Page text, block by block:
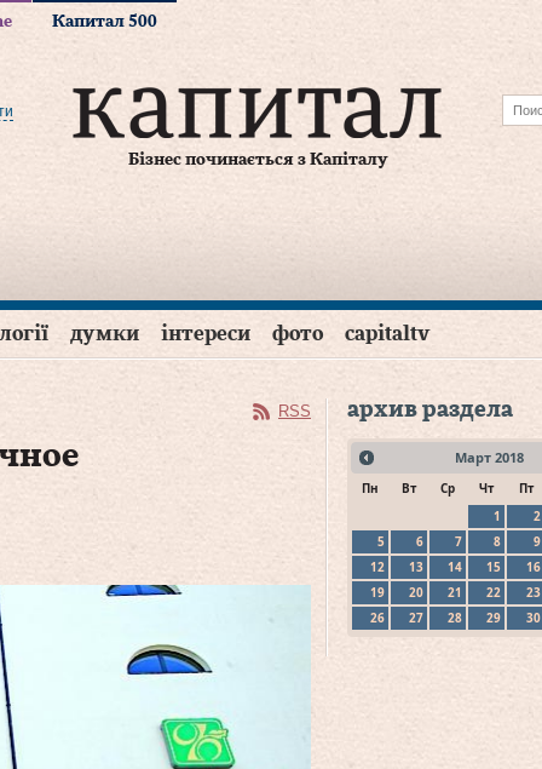
Капитал 500
Бізнес починається з Капіталу
думки інтереси фото capitaltv
RSS архив раздела
Март 2018
Пн Вт Ср Чт Пт
1
2
5
6 7 8 9
12
13 14 15 16
19
20 21 22 23
26
27 28 29 30